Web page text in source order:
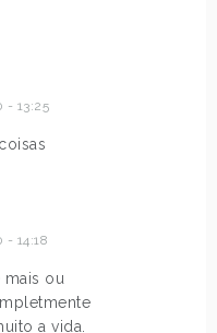
- 13:25
- 14:18
mais ou
a vida.